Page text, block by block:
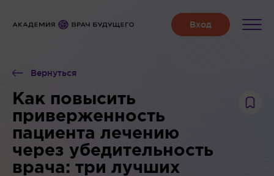
Вернуться
Как повысить
приверженность
пациента лечению
через убедительность
врача: три лучших